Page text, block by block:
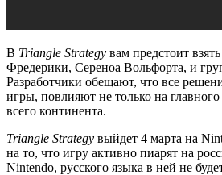
В Triangle Strategy вам предстоит
Фредерики, Сереноа Вольфорта, и
Разработчики обещают, что все
игры, повлияют не только на главного
всего континента.
Triangle Strategy выйдет 4 марта на
на то, что игру активно пиарят на
Nintendo, русского языка в ней не